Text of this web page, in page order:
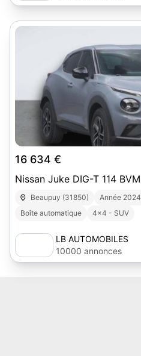
16 634 €
Nissan Juke DIG-T 114 BVM
Beaupuy (31850) Année 2024
Boîte automatique
4x4 - SUV
LB AUTOMOBILES
10000 annonces